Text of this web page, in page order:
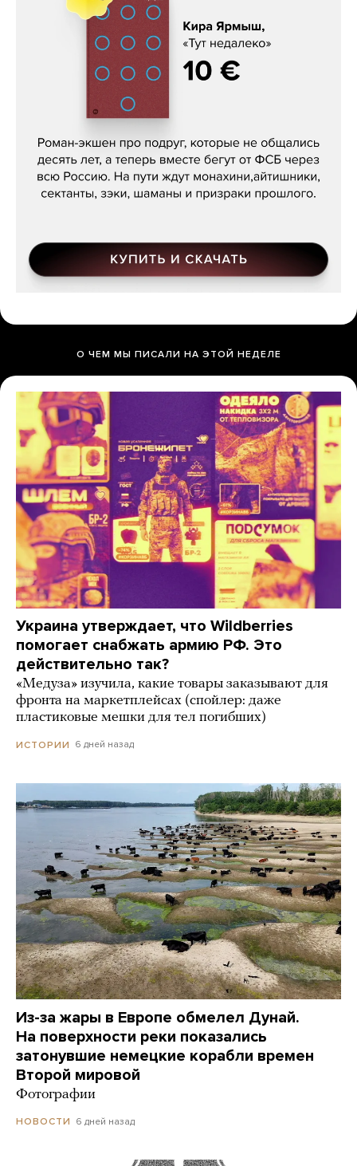
Кира Ярмыш, «Тут недалеко»
О ЧЕМ МЫ ПИСАЛИ НА ЭТОЙ НЕДЕЛЕ
Украина утверждает, что Wildberries
помогает снабжать армию РФ. Это
действительно так?
«Медуза» изучила, какие товары заказывают для
фронта на маркетплейсах (спойлер: даже
пластиковые мешки для тел погибших)
ИСТОРИИ 6 дней назад
Из-за жары в Европе обмелел Дунай.
На поверхности реки показались
затонувшие немецкие корабли времен
Второй мировой
Фотографии
НОВОСТИ 6 дней назад